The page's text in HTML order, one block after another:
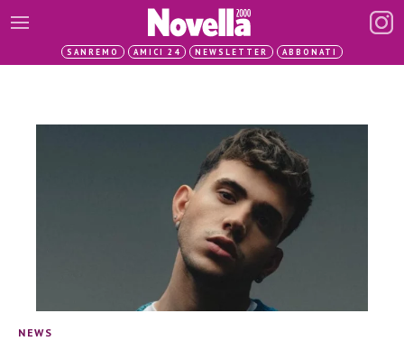
SANREMO AMICI 24 NEWSLETTER ABBONATI
NEWS